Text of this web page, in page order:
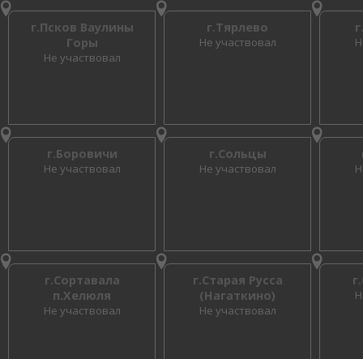
г.Псков Ваулины
Горы
Не участвовал
г.Тярлево
Не участвовал
г.Боровичи
Не участвовал
г.Сольцы
Не участвовал
г.Сортавала
п.Хелюля
Не участвовал
г.Старая Русса
(Нагаткино)
Не участвовал